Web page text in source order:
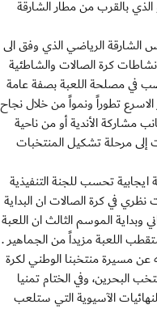
بالقرب من مطار الشارقة
الشارقة الرياضي الذي وفق الى
كرة الصالات والشاطئية
في مصلحة اللعبة بصفة عامة
تطوراً ونمواً من خلال نجاح
مشاركة الأندية أو من ناحية
إلى مرحلة تشكيل المنتخبات
تحسب للجنة التنفيذية
في كرة الصالات ان البداية
الموسم الثالث ان اللعبة
اللعبة مزيداً من الجماهير .
مسيرة منتخبنا الوطني لكرة
البحرين، وفي الختام تمنيا
الآسيوية التي ستلعب